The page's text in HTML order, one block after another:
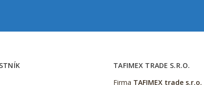
TAFIMEX TRADE S.R.O.
Firma TAFIMEX trade s.r.o.